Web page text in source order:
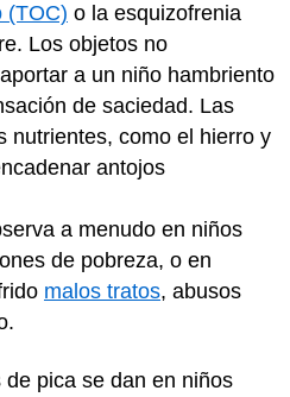
(TOC) o la esquizofrenia
Los objetos no
a un niño hambriento
de saciedad. Las
nutrientes, como el hierro y
antojos
a menudo en niños
de pobreza, o en
malos tratos, abusos
pica se dan en niños